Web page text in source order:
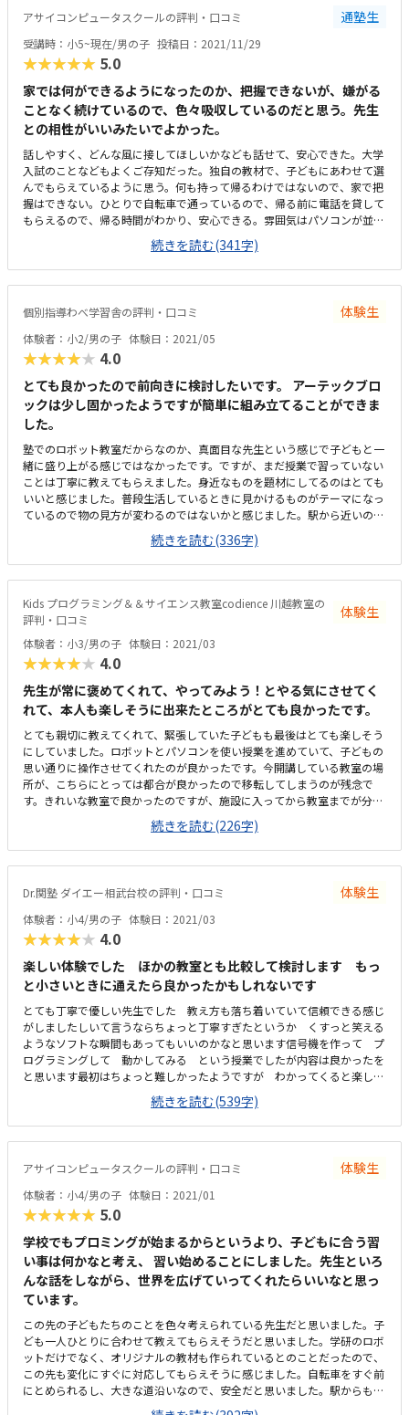
た。子供を褒めて、やる気を与えてくれました。答えは教えず、何度も自
分で試させてくれるところも、良かったです。
アサイコンピュータスクールの評判・口コミ 通塾生
受講時：小5~現在/男の子 投稿日：2021/11/29
★★★★★ 5.0
家では何ができるようになったのか、把握できないが、嫌がる
ことなく続けているので、色々吸収しているのだと思う。先生
との相性がいいみたいでよかった。
話しやすく、どんな風に接してほしいかなども話せて、安心できた。大学
入試のことなどもよくご存知だった。独自の教材で、子どもにあわせて選
んでもらえているように思う。何も持って帰るわけではないので、家で把
握はできない。ひとりで自転車で通っているので、帰る前に電話を貸して
もらえるので、帰る時間がわかり、安心できる。雰囲気はパソコンが並ん
でいて普通な感じだけど、どの席でしてもいいらしい。道に面した窓があ
り、明るい。時間がきちんと決まっているわけではないので、たくさんや
りたい子には良心的な設定だと思う。色々試させてもらえる。先生もみん
ないい感じ。子どものことで相談するのもしやすい。子どもだけの教室で
ところは特にないです。
続きを読む(341字)
個別指導わべ学習舎の評判・口コミ 体験生
体験者：小2/男の子 体験日：2021/05
★★★★★ 4.0
とても良かったので前向きに検討したいです。 アーテックブロ
ックは少し固かったようですが簡単に組み立てることができま
した。
塾でのロボット教室だからなのか、真面目な先生という感じで子どもと一
緒に盛り上がる感じではなかったです。ですが、まだ授業で習っていない
ことは丁寧に教えてもらえました。身近なものを題材にしてるのはとても
いいと感じました。普段生活しているときに見かけるものがテーマになっ
ているので物の見方が変わるのではないかと感じました。駅から近いので
よかった。駐輪場、駐車場はないので自転車等では通えないかもしれない
です。狭すぎず、広すぎず、いい広さだと思います。机の広さはひとりひ
とり十分にあります。他のロボット教室に比べればとても良心的だと思い
ます。ロボット代は毎年かかります。課題があるので、ロボットを作った
ら終わりというだけではなく、試行錯誤しながら問題解決していくのはよ
かったです。
続きを読む(336字)
Kids プログラミング＆＆サイエンス教室codience 川越教室の
評判・口コミ
体験生
体験者：小3/男の子 体験日：2021/03
★★★★★ 4.0
先生が常に褒めてくれて、やってみよう！とやる気にさせてく
れて、本人も楽しそうに出来たところがとても良かったです。
とても親切に教えてくれて、緊張していた子どもも最後はとても楽しそう
にしていました。ロボットとパソコンを使い授業を進めていて、子どもの
思い通りに操作させてくれたのが良かったです。今開講している教室の場
所が、こちらにとっては都合が良かったので移転してしまうのが残念で
す。きれいな教室で良かったのですが、施設に入ってから教室までが分か
りづらく、不安になった。月に2回で1万円は高いなと思いましたが、他の
お教室もそのくらいでしたので、妥当なのかなと思いました。
続きを読む(226字)
Dr.関塾 ダイエー相武台校の評判・口コミ 体験生
体験者：小4/男の子 体験日：2021/03
★★★★★ 4.0
楽しい体験でした ほかの教室とも比較して検討します もっ
と小さいときに通えたら良かったかもしれないです
とても丁寧で優しい先生でした 教え方も落ち着いていて信頼できる感じ
がしましたしいて言うならちょっと丁寧すぎたというか くすっと笑える
ようなソフトな瞬間もあってもいいのかなと思います信号機を作って プ
ログラミングして 動かしてみる という授業でしたが内容は良かったを
と思います最初はちょっと難しかったようですが わかってくると楽しく
やっていましたどんどん高度になっていくのが楽しみで 見てみたかった
です自転車でも通えて 雨の日は車で送迎もできる場所なので通いやすい
と思います 子供だけでも通える場所だし帰りに買い物もできるので便利
です綺麗できちんとされていました ２人だけの体験だったので無音、、
囲気だと思います３年しばりがまず長いと思います １年もしくは２年で
通える キットは持ち帰りできる もしくは教室で貸し出しをする（有
料） など 月謝が高額なぶんそういった点でハードルをさげたらいいと
思いますせっかくかようのであれば 家でもキットを使ってプログラミン
グしたいなと思います 紛失や破損など理由は理解できますが先生が優し
く 教材も楽しかったです 身近な信号機を作って点灯したり点滅したり
して楽しく遊んでしました
続きを読む(539字)
アサイコンピュータスクールの評判・口コミ 体験生
体験者：小4/男の子 体験日：2021/01
★★★★★ 5.0
学校でもプロミングが始まるからというより、子どもに合う習
い事は何かなと考え、 習い始めることにしました。先生といろ
んな話をしながら、世界を広げていってくれたらいいなと思っ
ています。
この先の子どもたちのことを色々考えられている先生だと思いました。子
ども一人ひとりに合わせて教えてもらえそうだと思いました。学研のロボ
ットだけでなく、オリジナルの教材も作られているとのことだったので、
この先も変化にすぐに対応してもらえそうに感じました。自転車をすぐ前
にとめられるし、大きな道沿いなので、安全だと思いました。駅からも歩
いて5分ぐらいで便利です。ゆったりとパソコンが配置されていて、他の